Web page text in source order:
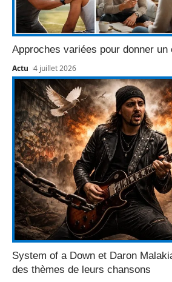
Approches variées pour donner un
Actu 4 juillet 2026
System of a Down et Daron
des thèmes de leurs chansons